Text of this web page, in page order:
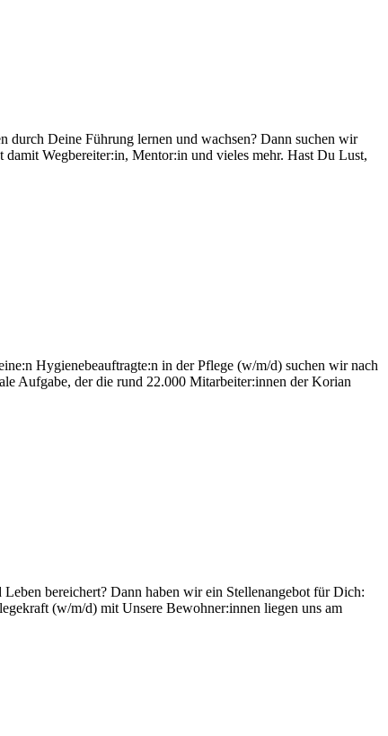
Deine Führung lernen und wachsen? Dann suchen wir
Wegbereiter:in, Mentor:in und vieles mehr. Hast Du Lust,
Hygienebeauftragte:n in der Pflege (w/m/d) suchen wir nach
Aufgabe, der die rund 22.000 Mitarbeiter:innen der Korian
bereichert? Dann haben wir ein Stellenangebot für Dich:
(w/m/d) mit Unsere Bewohner:innen liegen uns am